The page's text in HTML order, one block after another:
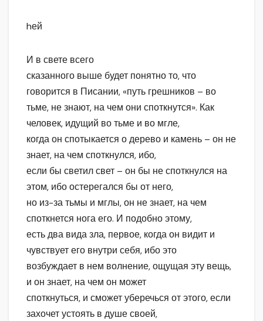
hей
И в свете всего
сказанного выше будет понятно то, что
говорится в Писании, «путь грешников – во
тьме, не знают, на чем они споткнутся». Как
человек, идущий во тьме и во мгле,
когда он спотыкается о дерево и камень – он не
знает, на чем споткнулся, ибо,
если бы светил свет – он бы не споткнулся на
этом, ибо остерегался бы от него,
но из-за тьмы и мглы, он не знает, на чем
споткнется нога его. И подобно этому,
есть два вида зла, первое, когда он видит и
чувствует его внутри себя, ибо это
возбуждает в нем волнение, ощущая эту вещь,
и он знает, на чем он может
споткнуться, и сможет уберечься от этого, если
захочет устоять в душе своей,